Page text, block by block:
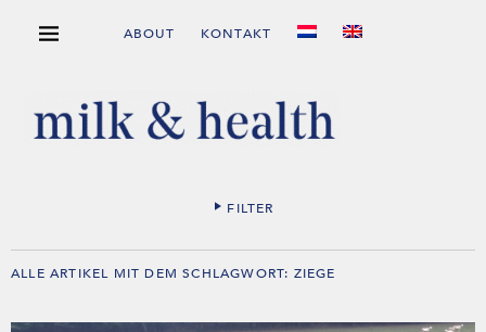
ABOUT KONTAKT
FILTER
ALLE ARTIKEL MIT DEM SCHLAGWORT: ZIEGE